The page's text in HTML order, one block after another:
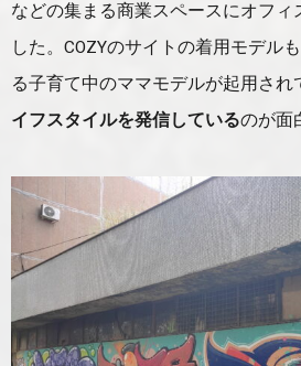
などの集まる商業スペースにオフィ
した。COZYのサイトの着用モデル
る子育て中のママモデルが起用され
イフスタイルを発信しているのが面